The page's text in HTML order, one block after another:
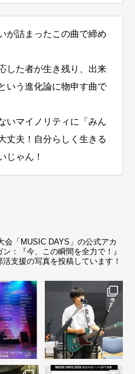
が詰まったこの曲で締め
した者が生き残り、出来
いう進化論に物申す曲で
いマイノリティに「みん
丈夫！自分らしく生きる
じゃん！
会「MUSIC DAYS」の公式アカ
：『今、この瞬間を全力で！』
支援の写真を投稿しています！